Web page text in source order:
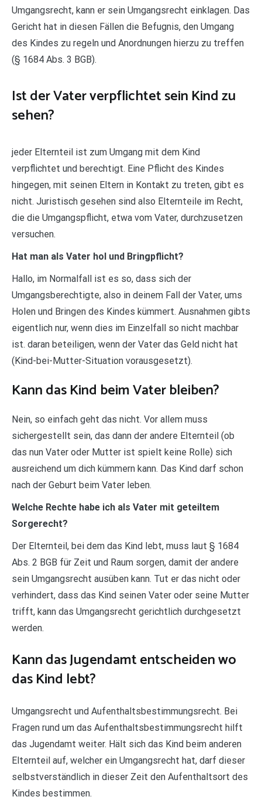
Umgangsrecht, kann er sein Umgangsrecht einklagen. Das
Gericht hat in diesen Fällen die Befugnis, den Umgang
des Kindes zu regeln und Anordnungen hierzu zu treffen
(§ 1684 Abs. 3 BGB).
Ist der Vater verpflichtet sein Kind zu
sehen?
jeder Elternteil ist zum Umgang mit dem Kind
verpflichtet und berechtigt. Eine Pflicht des Kindes
hingegen, mit seinen Eltern in Kontakt zu treten, gibt es
nicht. Juristisch gesehen sind also Elternteile im Recht,
die die Umgangspflicht, etwa vom Vater, durchzusetzen
versuchen.
Hat man als Vater hol und Bringpflicht?
Hallo, im Normalfall ist es so, dass sich der
Umgangsberechtigte, also in deinem Fall der Vater, ums
Holen und Bringen des Kindes kümmert. Ausnahmen gibts
eigentlich nur, wenn dies im Einzelfall so nicht machbar
ist. daran beteiligen, wenn der Vater das Geld nicht hat
(Kind-bei-Mutter-Situation vorausgesetzt).
Kann das Kind beim Vater bleiben?
Nein, so einfach geht das nicht. Vor allem muss
sichergestellt sein, das dann der andere Elternteil (ob
das nun Vater oder Mutter ist spielt keine Rolle) sich
ausreichend um dich kümmern kann. Das Kind darf schon
nach der Geburt beim Vater leben.
Welche Rechte habe ich als Vater mit geteiltem
Sorgerecht?
Der Elternteil, bei dem das Kind lebt, muss laut § 1684
Abs. 2 BGB für Zeit und Raum sorgen, damit der andere
sein Umgangsrecht ausüben kann. Tut er das nicht oder
verhindert, dass das Kind seinen Vater oder seine Mutter
trifft, kann das Umgangsrecht gerichtlich durchgesetzt
werden.
Kann das Jugendamt entscheiden wo
das Kind lebt?
Umgangsrecht und Aufenthaltsbestimmungsrecht. Bei
Fragen rund um das Aufenthaltsbestimmungsrecht hilft
das Jugendamt weiter. Hält sich das Kind beim anderen
Elternteil auf, welcher ein Umgangsrecht hat, darf dieser
selbstverständlich in dieser Zeit den Aufenthaltsort des
Kindes bestimmen.